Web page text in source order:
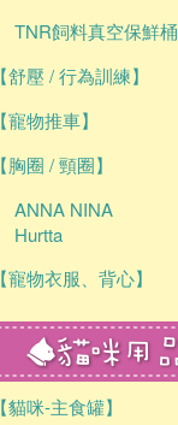
TNR飼料真空保鮮桶
【舒壓 / 行為訓練】
【寵物推車】
【胸圈 / 頸圈】
ANNA NINA
Hurtta
【寵物衣服、背心】
【貓咪-主食罐】